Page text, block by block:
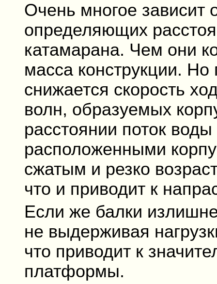
Очень многое зависит
определяющих
катамарана. Чем они
масса конструкции.
снижается скорость
волн, образуемых
расстоянии поток
расположенными
сжатым и резко
что и приводит к
Если же балки
не выдерживая
что приводит к
платформы.